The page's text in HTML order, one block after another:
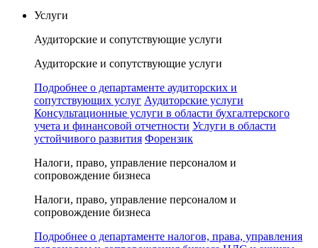
Услуги
Аудиторские и сопутствующие услуги
Аудиторские и сопутствующие услуги
Подробнее о департаменте аудиторских и
сопутствующих услуг Аудиторские услуги
Консультационные услуги в области бухгалтерского
учета и финансовой отчетности Услуги в области
устойчивого развития Форензик
Налоги, право, управление персоналом и
сопровождение бизнеса
Налоги, право, управление персоналом и
сопровождение бизнеса
Подробнее о департаменте налогов, права, управления